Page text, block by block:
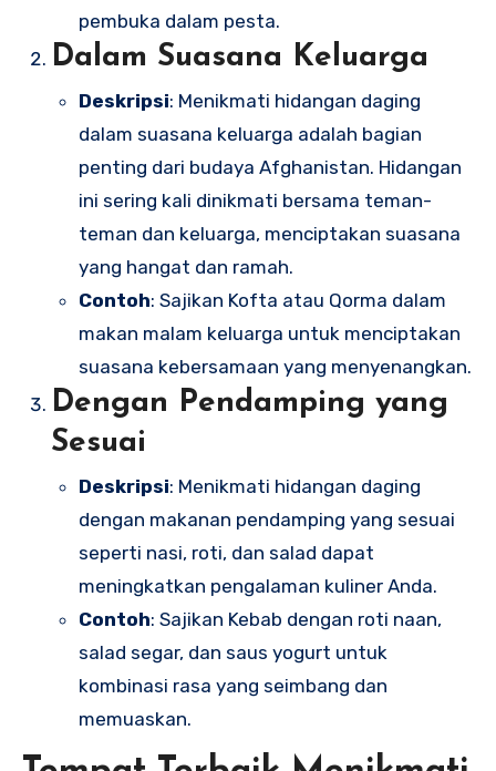
pembuka dalam pesta.
Dalam Suasana Keluarga
Deskripsi: Menikmati hidangan daging
dalam suasana keluarga adalah bagian
penting dari budaya Afghanistan. Hidangan
ini sering kali dinikmati bersama teman-
teman dan keluarga, menciptakan suasana
yang hangat dan ramah.
Contoh: Sajikan Kofta atau Qorma dalam
makan malam keluarga untuk menciptakan
suasana kebersamaan yang menyenangkan.
Dengan Pendamping yang
Sesuai
Deskripsi: Menikmati hidangan daging
dengan makanan pendamping yang sesuai
seperti nasi, roti, dan salad dapat
meningkatkan pengalaman kuliner Anda.
Contoh: Sajikan Kebab dengan roti naan,
salad segar, dan saus yogurt untuk
kombinasi rasa yang seimbang dan
memuaskan.